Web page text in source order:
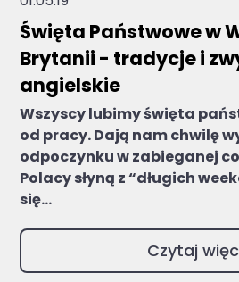
Święta Państwowe w
Brytanii - tradycje i
angielskie
Wszyscy lubimy święta
od pracy. Dają nam chwilę
odpoczynku w zabieganej
Polacy słyną z “długich
się...
Czytaj